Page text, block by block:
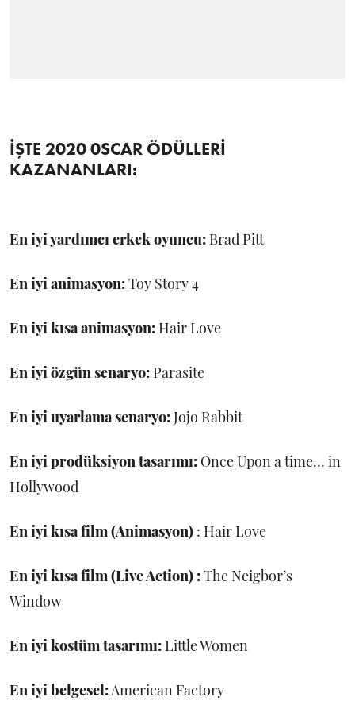
İŞTE 2020 0SCAR ÖDÜLLERİ
KAZANANLARI:
En iyi yardımcı erkek oyuncu: Brad Pitt
En iyi animasyon:Toy Story 4
En iyi kısa animasyon: Hair Love
En iyi özgün senaryo: Parasite
En iyi uyarlama senaryo:Jojo Rabbit
En iyi prodüksiyon tasarımı: Once Upon a time… in
Hollywood
En iyi kısa film (Animasyon) : Hair Love
En iyi kısa film (Live Action) :The Neigbor’s
Window
En iyi kostüm tasarımı: Little Women
En iyi belgesel:American Factory